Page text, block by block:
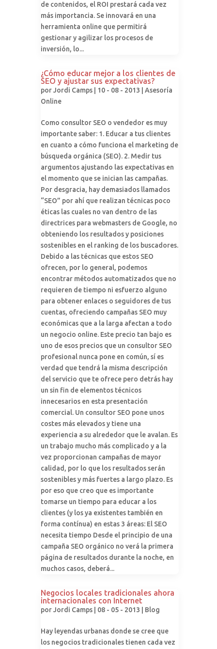
de contenidos, el ROI prestará cada vez
más importancia. Se innovará en una
herramienta online que permitirá
gestionar y agilizar los procesos de
inversión, lo...
¿Cómo educar mejor a los clientes de
SEO y ajustar sus expectativas?
porJordi Camps | 10 - 08 - 2013 | Asesoría
Online
Como consultor SEO o vendedor es muy
importante saber: 1. Educar a tus clientes
en cuanto a cómo funciona el marketing de
búsqueda orgánica (SEO). 2. Medir tus
argumentos ajustando las expectativas en
el momento que se inician las campañas.
Por desgracia, hay demasiados llamados
“SEO” por ahí que realizan técnicas poco
éticas las cuales no van dentro de las
directrices para webmasters de Google, no
obteniendo los resultados y posiciones
sostenibles en el ranking de los buscadores.
Debido a las técnicas que estos SEO
ofrecen, por lo general, podemos
encontrar métodos automatizados que no
requieren de tiempo ni esfuerzo alguno
para obtener enlaces o seguidores de tus
cuentas, ofreciendo campañas SEO muy
económicas que a la larga afectan a todo
un negocio online. Este precio tan bajo es
uno de esos precios que un consultor SEO
profesional nunca pone en común, sí es
verdad que tendrá la misma descripción
del servicio que te ofrece pero detrás hay
un sin fin de elementos técnicos
innecesarios en esta presentación
comercial. Un consultor SEO pone unos
costes más elevados y tiene una
experiencia a su alrededor que le avalan. Es
un trabajo mucho más complicado y a la
vez proporcionan campañas de mayor
calidad, por lo que los resultados serán
sostenibles y más fuertes a largo plazo. Es
por eso que creo que es importante
tomarse un tiempo para educar a los
clientes (y los ya existentes también en
forma contínua) en estas 3 áreas: El SEO
necesita tiempo Desde el principio de una
campaña SEO orgánico no verá la primera
página de resultados durante la noche, en
muchos casos, deberá...
Negocios locales tradicionales ahora
internacionales con Internet
porJordi Camps | 08 - 05 - 2013 | Blog
Hay leyendas urbanas donde se cree que
los negocios tradicionales tienen cada vez